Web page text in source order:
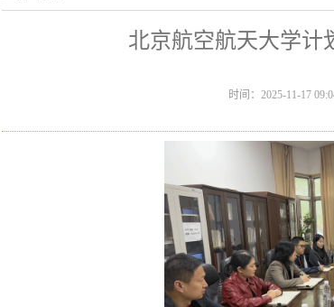
北京航空航天大学计
时间：2025-11-17